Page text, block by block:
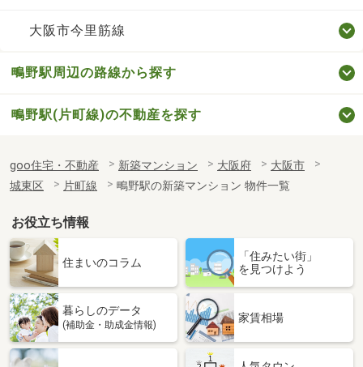
大阪市今里筋線
鴫野駅周辺の路線から探す
鴫野駅(片町線)の不動産を探す
goo住宅・不動産 新築マンション 大阪府
大阪市
城東区
片町線 鴫野駅の新築マンション 物件一覧
お役立ち情報
住まいのコラム
「住みたい街」
を見つけよう
暮らしのデータ
(補助金・助成金情報)
家賃相場